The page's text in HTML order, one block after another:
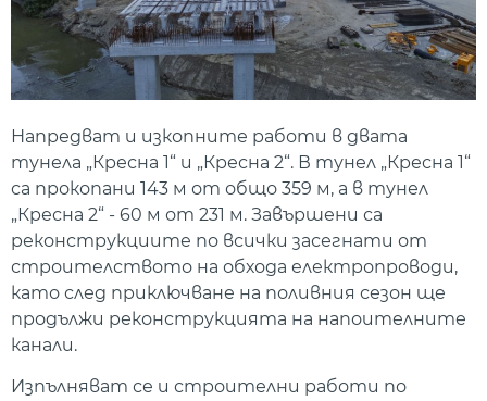
Напредват и изкопните работи в двата
тунела „Кресна 1“ и „Кресна 2“. В тунел „Кресна 1“
са прокопани 143 м от общо 359 м, а в тунел
„Кресна 2“ - 60 м от 231 м. Завършени са
реконструкциите по всички засегнати от
строителството на обхода електропроводи,
като след приключване на поливния сезон ще
продължи реконструкцията на напоителните
канали.
Изпълняват се и строителни работи по